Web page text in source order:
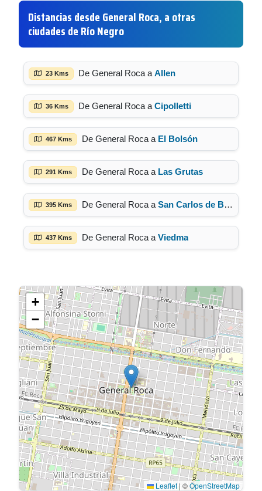
Distancias desde General Roca, a otras
ciudades de Río Negro
23 Kms De General Roca a Allen
36 Kms De General Roca a Cipolletti
467 Kms De General Roca a El Bolsón
291 Kms De General Roca a Las Grutas
395 Kms De General Roca a San Carlos de Bariloche
437 Kms De General Roca a Viedma
+
−
Leaflet | ©OpenStreetMap